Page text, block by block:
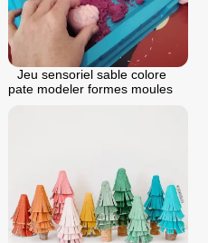
Jeu sensoriel sable colore
pate modeler formes moules